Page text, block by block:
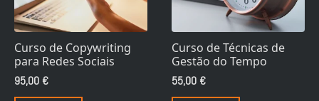
Curso de Copywriting
para Redes Sociais
95,00 €
Curso de Técnicas de
Gestão do Tempo
55,00 €